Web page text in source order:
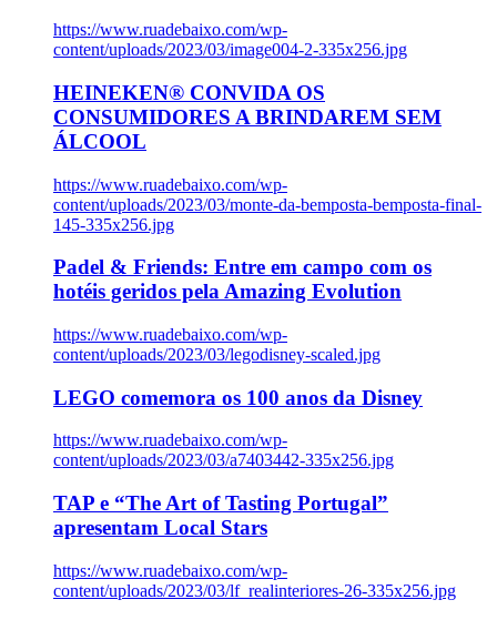
https://www.ruadebaixo.com/wp-
content/uploads/2023/03/image004-2-335x256.jpg
HEINEKEN® CONVIDA OS
CONSUMIDORES A BRINDAREM SEM
ÁLCOOL
https://www.ruadebaixo.com/wp-
content/uploads/2023/03/monte-da-bemposta-bemposta-final-
145-335x256.jpg
Padel & Friends: Entre em campo com os
hotéis geridos pela Amazing Evolution
https://www.ruadebaixo.com/wp-
content/uploads/2023/03/legodisney-scaled.jpg
LEGO comemora os 100 anos da Disney
https://www.ruadebaixo.com/wp-
content/uploads/2023/03/a7403442-335x256.jpg
TAP e “The Art of Tasting Portugal”
apresentam Local Stars
https://www.ruadebaixo.com/wp-
content/uploads/2023/03/lf_realinteriores-26-335x256.jpg